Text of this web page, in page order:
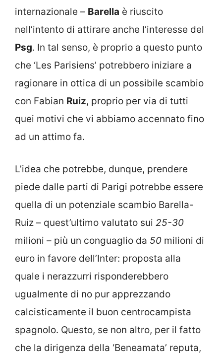
internazionale – Barella è riuscito
nell’intento di attirare anche l’interesse del
Psg. In tal senso, è proprio a questo punto
che ‘Les Parisiens’ potrebbero iniziare a
ragionare in ottica di un possibile scambio
con Fabian Ruiz, proprio per via di tutti
quei motivi che vi abbiamo accennato fino
ad un attimo fa.
L’idea che potrebbe, dunque, prendere
piede dalle parti di Parigi potrebbe essere
quella di un potenziale scambio Barella-
Ruiz – quest’ultimo valutato sui 25-30
milioni – più un conguaglio da 50 milioni di
euro in favore dell’Inter: proposta alla
quale i nerazzurri risponderebbero
ugualmente di no pur apprezzando
calcisticamente il buon centrocampista
spagnolo. Questo, se non altro, per il fatto
che la dirigenza della ‘Beneamata’ reputa,